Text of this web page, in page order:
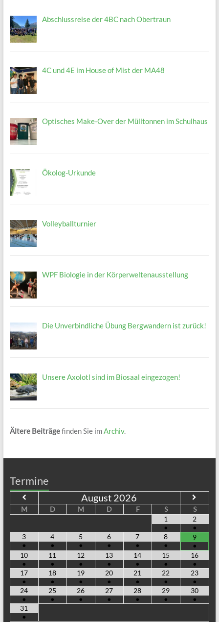
Abschlussreise der 4BC nach Obertraun
4C und 4E im House of Mist der MA48
Optisches Make-Over der Mülltonnen im Schulhaus
Ökolog-Urkunde
Volleyballturnier
WPF Biologie in der Körperweltenausstellung
Die Unverbindliche Übung Bergwandern ist zurück!
Unsere Axolotl sind im Biosaal eingezogen!
Ältere Beiträgefinden Sie imArchiv.
Termine
August 2026
M D M D F S
S
1
•
2
•
3
•
4
•
5
•
6
•
7
•
8
•
9
•
10
•
11
•
12
•
13
•
14
•
15
•
16
•
17
•
18
•
19
•
20
•
21
•
22
•
23
•
24
•
25
•
26
•
27
•
28
•
29
•
30
•
31
•